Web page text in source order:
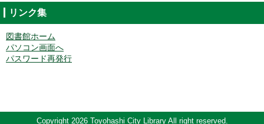
リンク集
図書館ホーム
パソコン画面へ
パスワード再発行
Copyright 2026 Toyohashi City Library All right reserved.